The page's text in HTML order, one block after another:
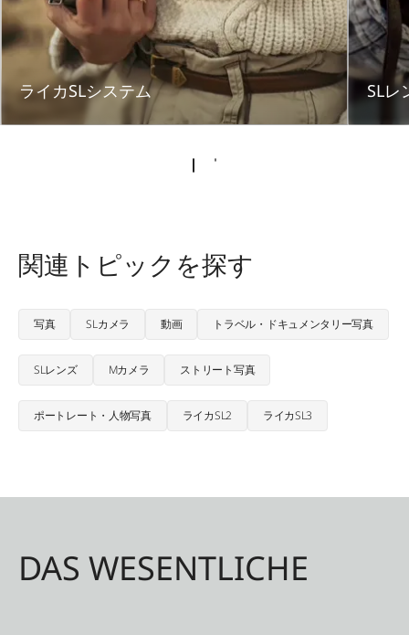
ライカSLシステム SLレ
関連トピックを探す
写真 SLカメラ 動画 トラベル・ドキュメンタリー写真
SLレンズ Mカメラ ストリート写真
ポートレート・人物写真 ライカSL2 ライカSL3
DAS WESENTLICHE